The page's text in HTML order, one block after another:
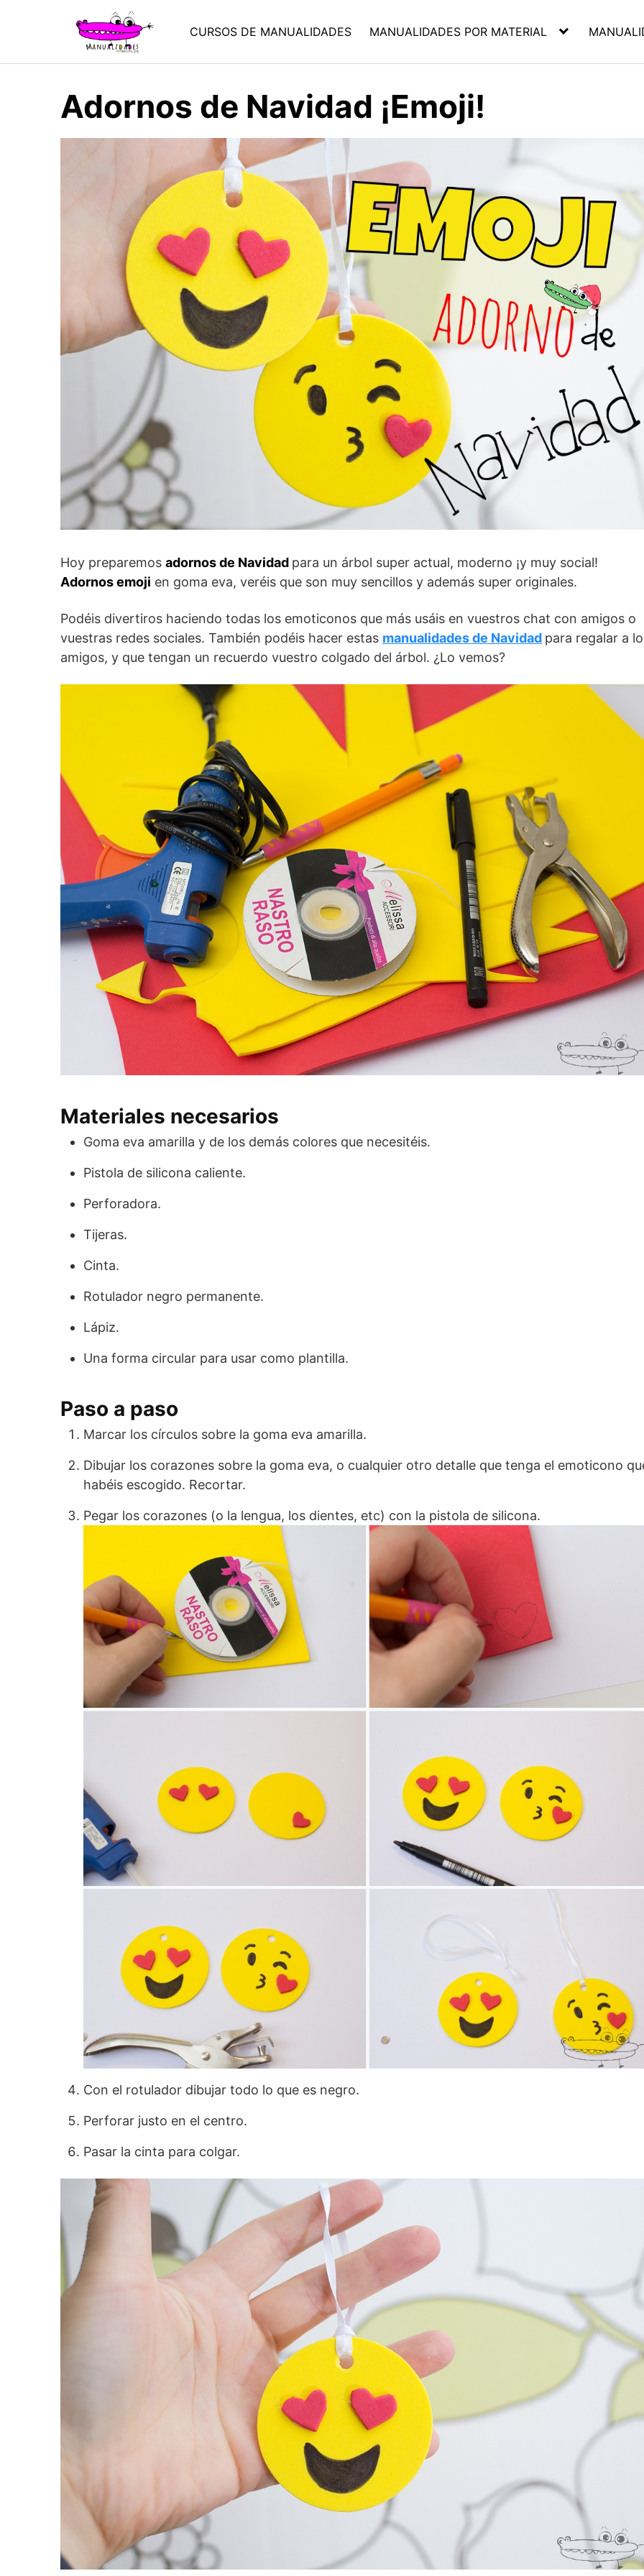
CURSOS DE MANUALIDADES MANUALIDADES POR MATERIAL
Adornos de Navidad ¡Emoji!
Hoy preparemos adornos de Navidad para un árbol super actual, moderno ¡y muy social!
Adornos emoji en goma eva, veréis que son muy sencillos y además super originales.
Podéis divertiros haciendo todas los emoticonos que más usáis en vuestros chat con amigos o
vuestras redes sociales. También podéis hacer estas manualidades de Navidad para regalar a
amigos, y que tengan un recuerdo vuestro colgado del árbol. ¿Lo vemos?
Materiales necesarios
Goma eva amarilla y de los demás colores que necesitéis.
Pistola de silicona caliente.
Perforadora.
Tijeras.
Cinta.
Rotulador negro permanente.
Lápiz.
Una forma circular para usar como plantilla.
Paso a paso
Marcar los círculos sobre la goma eva amarilla.
Dibujar los corazones sobre la goma eva, o cualquier otro detalle que tenga el emoticono
habéis escogido. Recortar.
Pegar los corazones (o la lengua, los dientes, etc) con la pistola de silicona.
Con el rotulador dibujar todo lo que es negro.
Perforar justo en el centro.
Pasar la cinta para colgar.